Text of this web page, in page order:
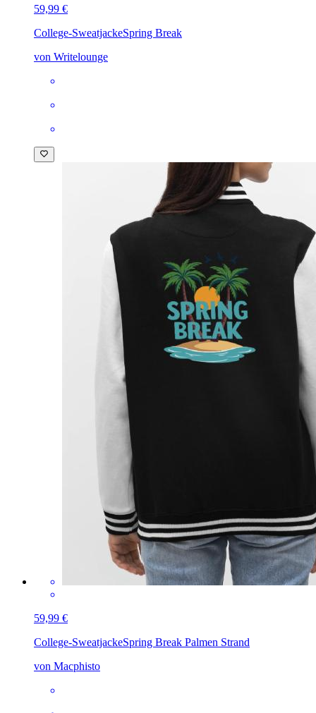
59,99 €
College-SweatjackeSpring Break
von Writelounge
59,99 €
College-SweatjackeSpring Break Palmen Strand
von Macphisto